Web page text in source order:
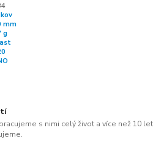
mm
g
s nimi celý život a více než 10 let